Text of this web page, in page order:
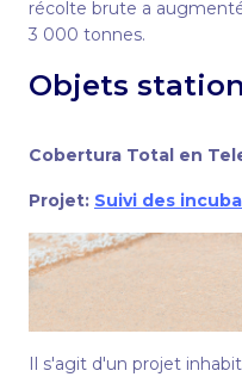
récolte brute a
3 000 tonnes.
Objets
Cobertura Total en
Projet: Suivi des
Il s'agit d'un projet